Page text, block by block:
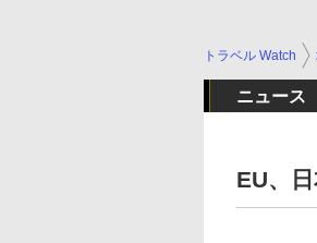
トラベル Watch
ニュース
EU、